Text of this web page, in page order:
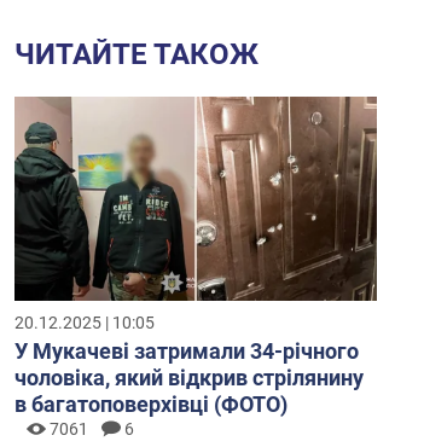
ЧИТАЙТЕ ТАКОЖ
20.12.2025 | 10:05
У Мукачеві затримали 34-річного
чоловіка, який відкрив стрілянину
в багатоповерхівці (ФОТО)
7061 6